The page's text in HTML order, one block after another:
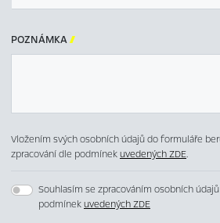
POZNÁMKA
Vložením svých osobních údajů do formuláře
zpracování dle podmínekuvedených ZDE.
Souhlasím se zpracováním osobních
podmínekuvedených ZDE